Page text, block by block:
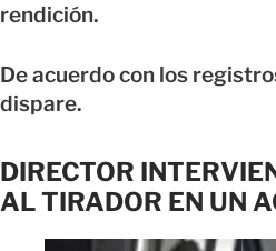
rendición.
De acuerdo con los
dispare.
DIRECTOR
AL TIRADOR EN UN